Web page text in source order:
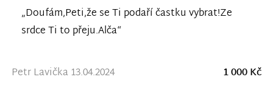
„Doufám,Peti,že se Ti podaří častku vybrat!Ze
srdce Ti to přeju.Alča“
Petr Lavička 13.04.2024
1 000 Kč